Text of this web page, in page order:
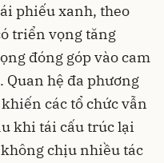
phiếu xanh, theo
triển vọng tăng
đóng góp vào cam
hệ đa phương
các tổ chức vẫn
khi tái cấu trúc lại
không chịu nhiều tác